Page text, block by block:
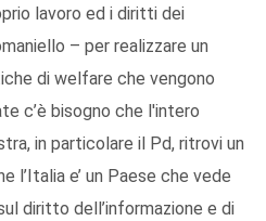
lavoro ed i diritti dei
– per realizzare un
di welfare che vengono
c’è bisogno che l'intero
in particolare il Pd, ritrovi un
l’Italia e’ un Paese che vede
diritto dell’informazione e di